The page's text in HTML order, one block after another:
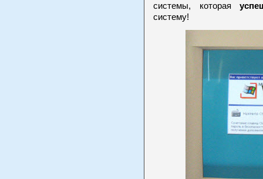
системы, которая
систему!